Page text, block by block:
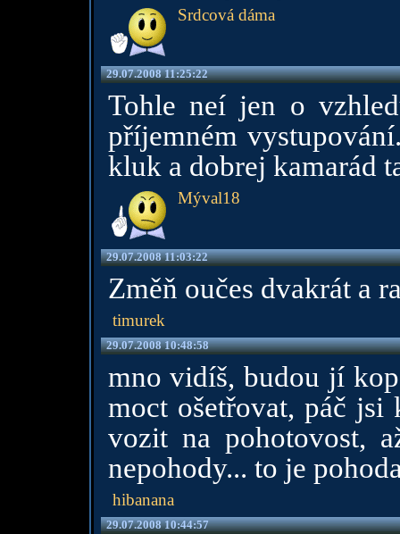
Srdcová dáma
29.07.2008 11:25:22
Tohle neí jen o
příjemném
kluk a dobrej kamarád
Mýval18
29.07.2008 11:03:22
Změň oučes dvakrát a
timurek
29.07.2008 10:48:58
mno vidíš, budou jí
moct ošetřovat, páč
vozit na pohotovost,
nepohody... to je
hibanana
29.07.2008 10:44:57